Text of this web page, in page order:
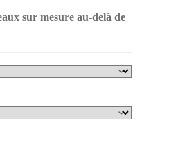
sur mesure au-delà de